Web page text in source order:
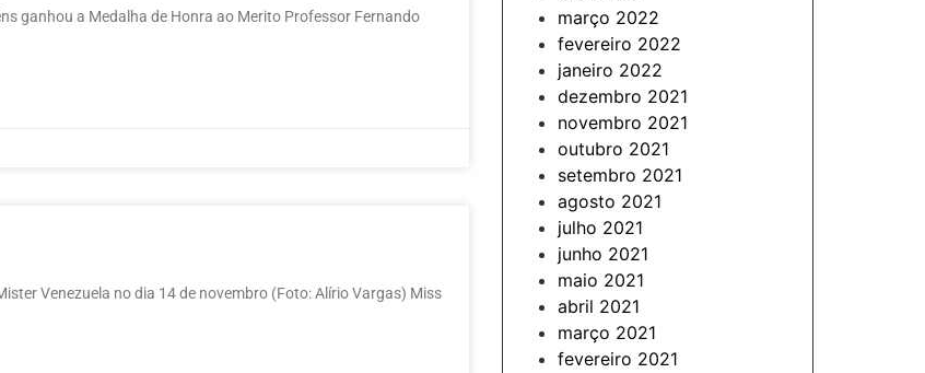
ganhou a Medalha de Honra ao Merito Professor Fernando
Venezuela no dia 14 de novembro (Foto: Alírio Vargas) Miss
março 2022
fevereiro 2022
janeiro 2022
dezembro 2021
novembro 2021
outubro 2021
setembro 2021
agosto 2021
julho 2021
junho 2021
maio 2021
abril 2021
março 2021
fevereiro 2021